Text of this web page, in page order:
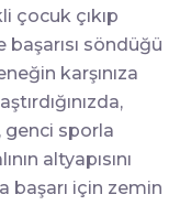
çocuk çıkıp
başarısı söndüğü
karşınıza
genci sporla
altyapısını
başarı için zemin